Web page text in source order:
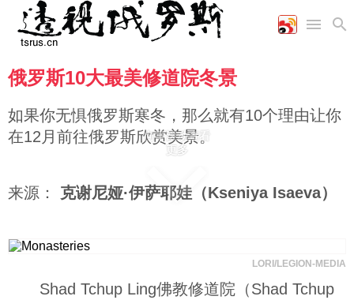
首页
国际
空军
海军
陆军
评论
财经
商业
工业
文艺
教育
美食
图片新闻
高清图片
漫画
俄罗斯10大最美修道院冬景
如果你无惧俄罗斯寒冬，那么就有10个理由让你
在12月前往俄罗斯欣赏美景。
来源： 克谢尼娅·伊萨耶娃（Kseniya Isaeva）
向下滚动查看
更多
LORI/LEGION-MEDIA
Shad Tchup Ling佛教修道院（Shad Tchup